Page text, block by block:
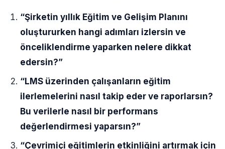
“Şirketin yıllık Eğitim ve Gelişim Planını
oluştururken hangi adımları izlersin ve
önceliklendirme yaparken nelere dikkat
edersin?”
“LMS üzerinden çalışanların eğitim
ilerlemelerini nasıl takip eder ve raporlarsın?
Bu verilerle nasıl bir performans
değerlendirmesi yaparsın?”
“Çevrimiçi eğitimlerin etkinliğini artırmak için